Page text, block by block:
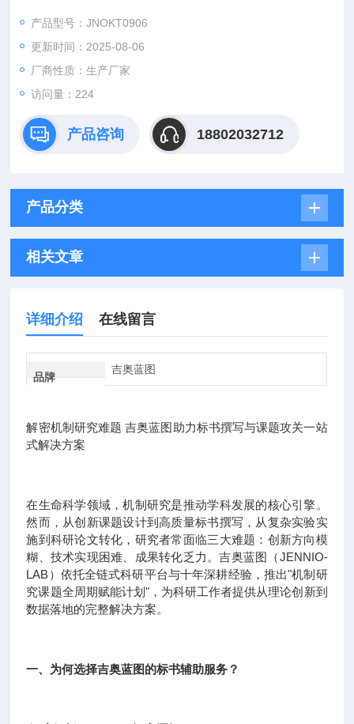
困难、成果转化乏力。吉奥蓝图（JENNIO-LAB）依托全链式科
研平台与十年深耕经验，推出"机制研究课题全周期赋能计划"，
为科研工作者提供从理论创新到数据落地的完整解决方案。
产品型号：JNOKT0906
更新时间：2025-08-06
厂商性质：生产厂家
访问量：224
产品咨询 18802032712
产品分类
相关文章
详细介绍 在线留言
品牌
吉奥蓝图
解密机制研究难题 吉奥蓝图助力标书撰写与课题攻关一站
式解决方案
在生命科学领域，机制研究是推动学科发展的核心引擎。
然而，从创新课题设计到高质量标书撰写，从复杂实验实
施到科研论文转化，研究者常面临三大难题：创新方向模
糊、技术实现困难、成果转化乏力。吉奥蓝图（JENNIO-
LAB）依托全链式科研平台与十年深耕经验，推出"机制研
究课题全周期赋能计划"，为科研工作者提供从理论创新到
数据落地的完整解决方案。
一、为何选择吉奥蓝图的标书辅助服务？